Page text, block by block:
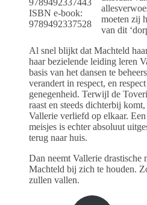
ISBN e-book:
9789492337528
moeten zij
van dit
Al snel blijkt dat Machteld
haar bezielende leiding leren
basis van het dansen te
verandert in respect, en
genegenheid. Terwijl de
raast en steeds dichterbij
Vallerie verliefd op elkaar.
meisjes is echter absoluut
terug naar huis.
Dan neemt Vallerie drastische
Machteld bij zich te houden.
zullen vallen.